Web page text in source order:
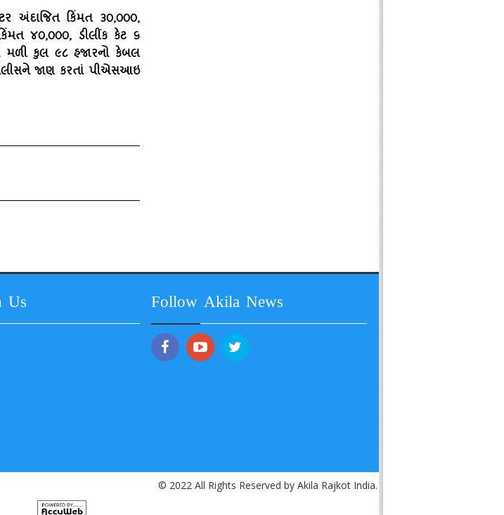
અંદાજિત કિંમત ૩૦,૦૦૦,
૪૦,૦૦૦, ડીલીંક કેટ ૬
કુલ ૯૮ હજારનો કેબલ
જાણ કરતાં પીએસઆઇ
Us Follow Akila News
© 2022 All Rights Reserved by Akila Rajkot India.